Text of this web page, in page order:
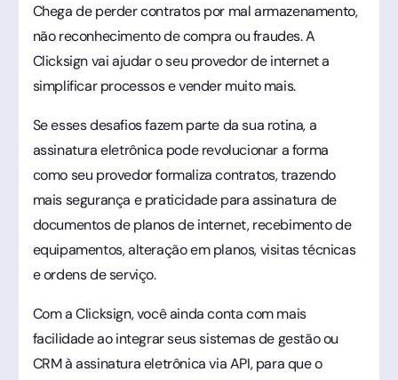
Chega de perder contratos por mal armazenamento,
não reconhecimento de compra ou fraudes. A
Clicksign vai ajudar o seu provedor de internet a
simplificar processos e vender muito mais.
Se esses desafios fazem parte da sua rotina, a
assinatura eletrônica pode revolucionar a forma
como seu provedor formaliza contratos, trazendo
mais segurança e praticidade para assinatura de
documentos de planos de internet, recebimento de
equipamentos, alteração em planos, visitas técnicas
e ordens de serviço.
Com a Clicksign, você ainda conta com mais
facilidade ao integrar seus sistemas de gestão ou
CRM à assinatura eletrônica via API, para que o